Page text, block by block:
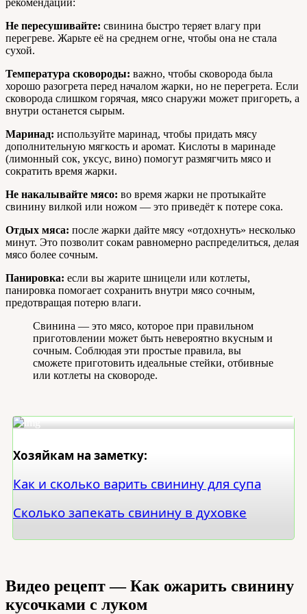
рекомендаций:
Не пересушивайте: свинина быстро теряет влагу при
перегреве. Жарьте её на среднем огне, чтобы она не стала
сухой.
Температура сковороды: важно, чтобы сковорода была
хорошо разогрета перед началом жарки, но не перегрета. Если
сковорода слишком горячая, мясо снаружи может пригореть, а
внутри останется сырым.
Маринад: используйте маринад, чтобы придать мясу
дополнительную мягкость и аромат. Кислоты в маринаде
(лимонный сок, уксус, вино) помогут размягчить мясо и
сократить время жарки.
Не накалывайте мясо: во время жарки не протыкайте
свинину вилкой или ножом — это приведёт к потере сока.
Отдых мяса: после жарки дайте мясу «отдохнуть» несколько
минут. Это позволит сокам равномерно распределиться, делая
мясо более сочным.
Панировка: если вы жарите шницели или котлеты,
панировка помогает сохранить внутри мясо сочным,
предотвращая потерю влаги.
Свинина — это мясо, которое при правильном
приготовлении может быть невероятно вкусным и
сочным. Соблюдая эти простые правила, вы
сможете приготовить идеальные стейки, отбивные
или котлеты на сковороде.
Хозяйкам на заметку:
Как и сколько варить свинину для супа
Сколько запекать свинину в духовке
Видео рецепт — Как ожарить свинину
кусочками с луком